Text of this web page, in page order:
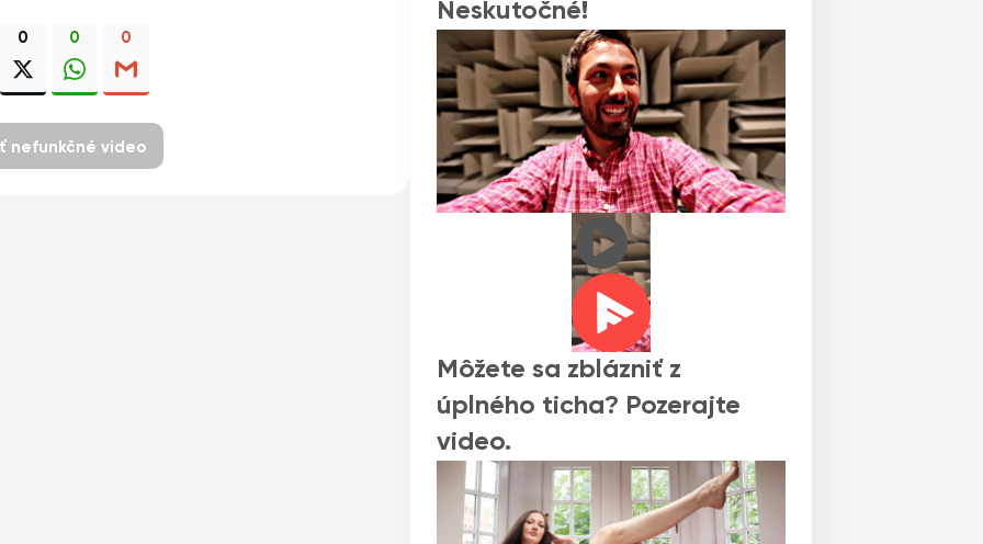
0 0 0
nefunkčné video
Neskutočné!
Môžete sa zblázniť z
úplného ticha? Pozerajte
video.